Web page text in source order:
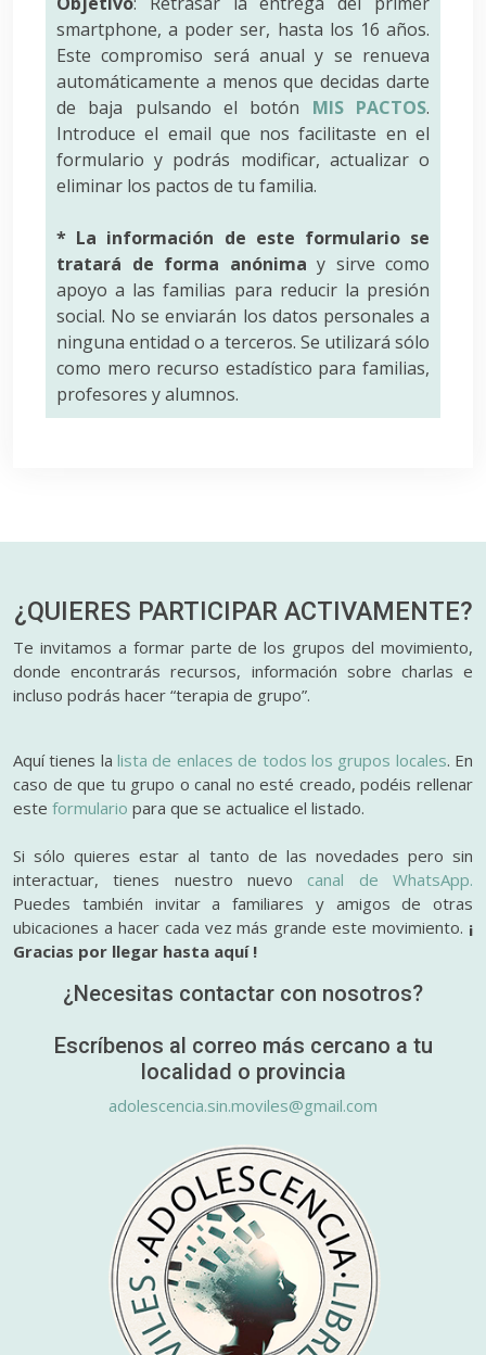
smartphone, a poder ser, hasta los 16 años.
Este compromiso será anual y se renueva
automáticamente a menos que decidas darte
de baja pulsando el botón MIS PACTOS.
Introduce el email que nos facilitaste en el
formulario y podrás modificar, actualizar o
eliminar los pactos de tu familia.
* La información de este formulario se
tratará de forma anónima y sirve como
apoyo a las familias para reducir la presión
social. No se enviarán los datos personales a
ninguna entidad o a terceros. Se utilizará sólo
como mero recurso estadístico para familias,
profesores y alumnos.
¿QUIERES PARTICIPAR ACTIVAMENTE?
Te invitamos a formar parte de los grupos del movimiento,
donde encontrarás recursos, información sobre charlas e
incluso podrás hacer “terapia de grupo”.
Aquí tienes lalista de enlaces de todos los grupos locales. En
caso de que tu grupo o canal no esté creado, podéis rellenar
este formulario para que se actualice el listado.
Si sólo quieres estar al tanto de las novedades pero sin
interactuar, tienes nuestro nuevo canal de WhatsApp.
Puedes también invitar a familiares y amigos de otras
ubicaciones a hacer cada vez más grande este movimiento. ¡
Gracias por llegar hasta aquí !
¿Necesitas contactar con nosotros?
Escríbenos al correo más cercano a tu
localidad o provincia
adolescencia.sin.moviles@gmail.com